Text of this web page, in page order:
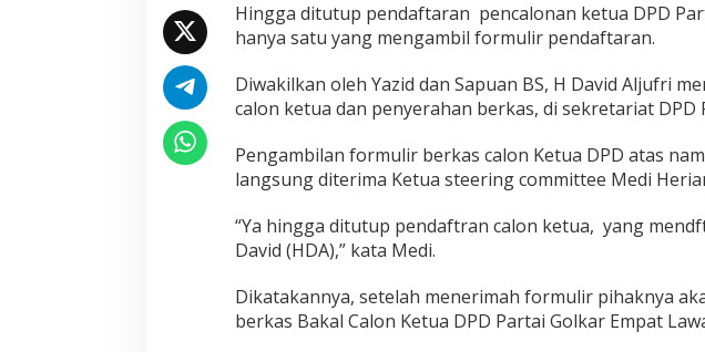
Hingga ditutup pendaftaran pencalonan ketua DPD
hanya satu yang mengambil formulir pendaftaran.
Diwakilkan oleh Yazid dan Sapuan BS, H David Aljufri
calon ketua dan penyerahan berkas, di sekretariat DPD
Pengambilan formulir berkas calon Ketua DPD atas
langsung diterima Ketua steering committee Medi
“Ya hingga ditutup pendaftran calon ketua, yang
David (HDA),” kata Medi.
Dikatakannya, setelah menerimah formulir pihaknya
berkas Bakal Calon Ketua DPD Partai Golkar Empat